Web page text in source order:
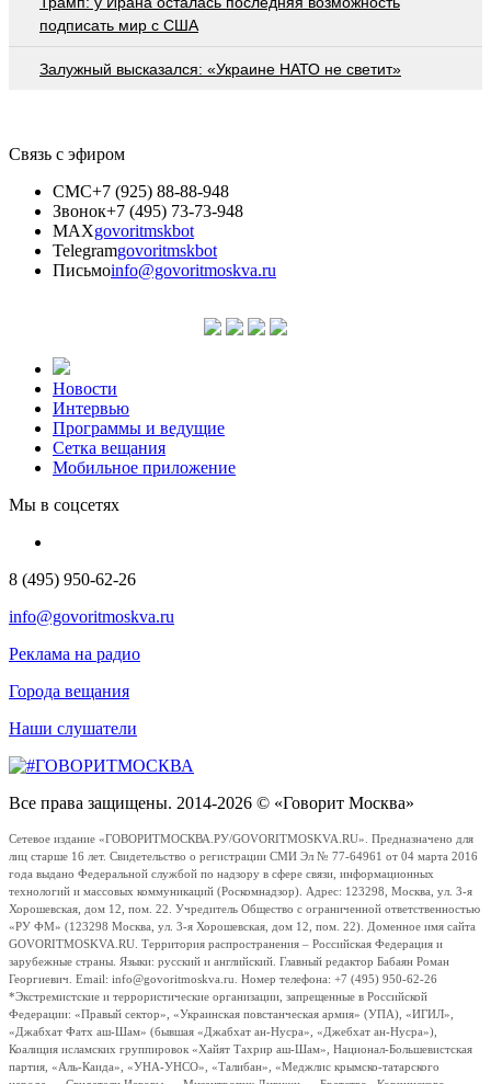
подписать мир с США
Залужный высказался: «Украине НАТО не светит»
Связь с эфиром
СМС+7 (925) 88-88-948
Звонок+7 (495) 73-73-948
MAXgovoritmskbot
Telegramgovoritmskbot
Письмоinfo@govoritmoskva.ru
Новости
Интервью
Программы и ведущие
Сетка вещания
Мобильное приложение
Мы в соцсетях
8 (495) 950-62-26
info@govoritmoskva.ru
Реклама на радио
Города вещания
Наши слушатели
Все права защищены. 2014-2026 © «Говорит Москва»
Сетевое издание «ГОВОРИТМОСКВА.РУ/GOVORITMOSKVA.RU». Предназначено для
лиц старше 16 лет. Свидетельство о регистрации СМИ Эл № 77-64961 от 04 марта 2016
года выдано Федеральной службой по надзору в сфере связи, информационных
технологий и массовых коммуникаций (Роскомнадзор). Адрес: 123298, Москва, ул. 3-я
Хорошевская, дом 12, пом. 22. Учредитель Общество с ограниченной ответственностью
«РУ ФМ» (123298 Москва, ул. 3-я Хорошевская, дом 12, пом. 22). Доменное имя сайта
GOVORITMOSKVA.RU. Территория распространения – Российская Федерация и
зарубежные страны. Языки: русский и английский. Главный редактор Бабаян Роман
Георгиевич. Email: info@govoritmoskva.ru. Номер телефона: +7 (495) 950-62-26
*Экстремистские и террористические организации, запрещенные в Российской
Федерации: «Правый сектор», «Украинская повстанческая армия» (УПА), «ИГИЛ»,
«Джабхат Фатх аш-Шам» (бывшая «Джабхат ан-Нусра», «Джебхат ан-Нусра»),
Коалиция исламских группировок «Хайят Тахрир аш-Шам», Национал-Большевистская
партия, «Аль-Каида», «УНА-УНСО», «Талибан», «Меджлис крымско-татарского